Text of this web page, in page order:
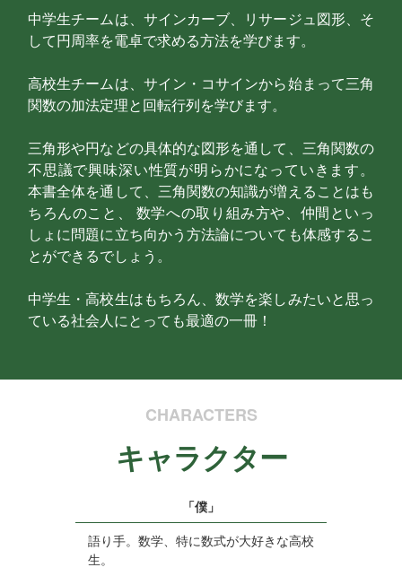
中学生チームは、サインカーブ、リサージュ図形、そ
して円周率を電卓で求める方法を学びます。
高校生チームは、サイン・コサインから始まって三角
関数の加法定理と回転行列を学びます。
三角形や円などの具体的な図形を通して、三角関数の
不思議で興味深い性質が明らかになっていきます。
本書全体を通して、三角関数の知識が増えることはも
ちろんのこと、 数学への取り組み方や、仲間といっ
しょに問題に立ち向かう方法論についても体感するこ
とができるでしょう。
中学生・高校生はもちろん、数学を楽しみたいと思っ
ている社会人にとっても最適の一冊！
CHARACTERS
キャラクター
「僕」
語り手。数学、特に数式が大好きな高校
生。